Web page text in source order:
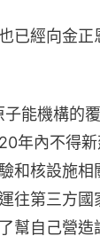
已經向金正
能機構的
年內不得
和核設施相
往第三方國
幫自己營造